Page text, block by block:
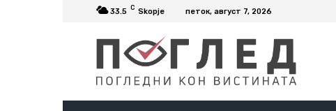
33.5 C Skopje петок, август 7, 2026